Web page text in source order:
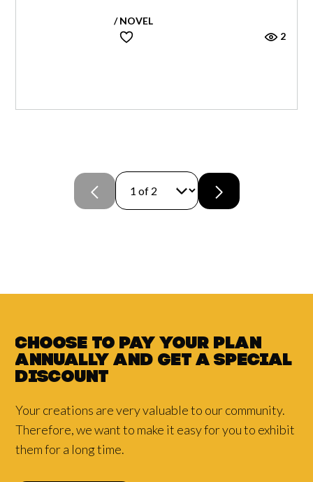
/ NOVEL
2
Choose to pay your plan
annually andget aspecial
discount
Your creations are very valuable to our community.
Therefore, we want to make it easy for you to exhibit
them for a long time.